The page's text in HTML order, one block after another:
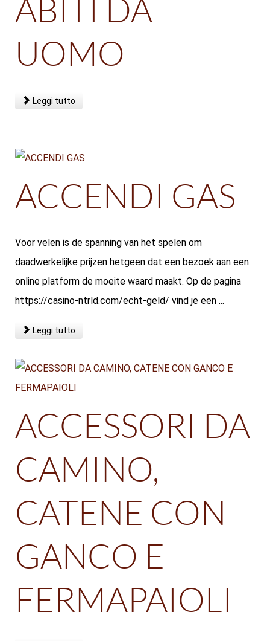
ABITI DA
UOMO
Leggi tutto
ACCENDI GAS
Voor velen is de spanning van het spelen om
daadwerkelijke prijzen hetgeen dat een bezoek aan een
online platform de moeite waard maakt. Op de pagina
https://casino-ntrld.com/echt-geld/ vind je een ...
Leggi tutto
ACCESSORI DA
CAMINO,
CATENE CON
GANCO E
FERMAPAIOLI